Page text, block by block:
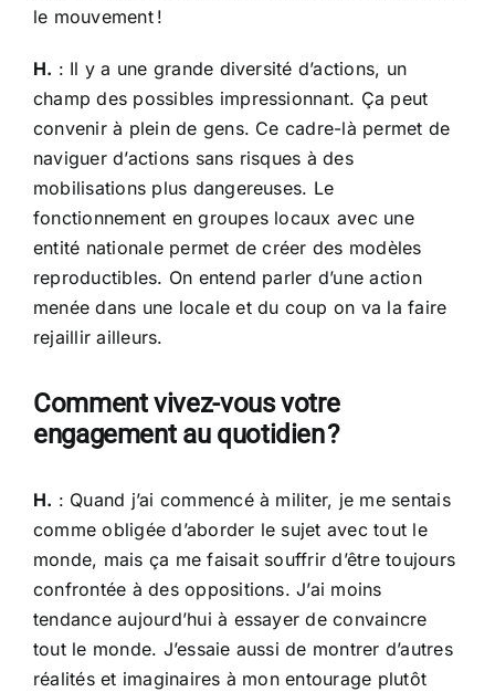
le mouvement !
H. : Il y a une grande diversité d’actions, un
champ des possibles impressionnant. Ça peut
convenir à plein de gens. Ce cadre-là permet de
naviguer d’actions sans risques à des
mobilisations plus dangereuses. Le
fonctionnement en groupes locaux avec une
entité nationale permet de créer des modèles
reproductibles. On entend parler d’une action
menée dans une locale et du coup on va la faire
rejaillir ailleurs.
Comment vivez-vous votre
engagement au quotidien ?
H. : Quand j’ai commencé à militer, je me sentais
comme obligée d’aborder le sujet avec tout le
monde, mais ça me faisait souffrir d’être toujours
confrontée à des oppositions. J’ai moins
tendance aujourd’hui à essayer de convaincre
tout le monde. J’essaie aussi de montrer d’autres
réalités et imaginaires à mon entourage plutôt